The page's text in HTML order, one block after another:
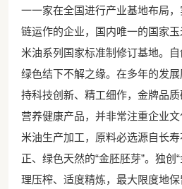
一一家在全国进行产业基地布局
链运作的企业，国内唯一的国家
米油系列国家标准制修订基地。自
绿色结下不解之缘。在多年的发
持科技创新、精工细作，金牌品
营养健康产品，并非常注重企业
米油生产加工，原料必选源自长
正、绿色天然的“金胚胚芽”。独创
理压榨、适度精炼，最大限度地